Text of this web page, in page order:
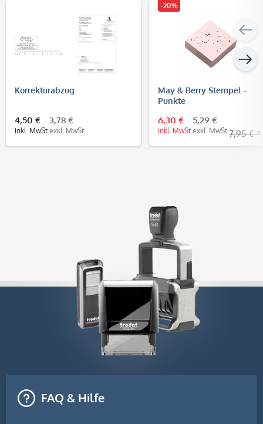
Korrekturabzug
4,50 €
inkl. MwSt.
3,78 €
exkl. MwSt.
-20%
May & Berry Stempel -
Punkte
6,30 €
inkl. MwSt.
5,29 €
exkl. MwSt. 7,95 € *
FAQ & Hilfe